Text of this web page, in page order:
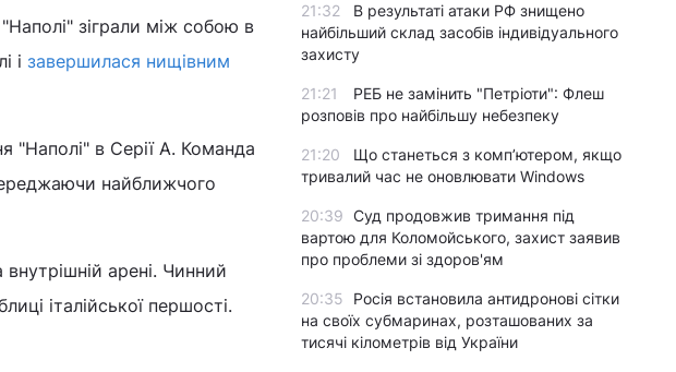
зіграли між собою в
і завершилася нищівним
"Наполі" в Серії А. Команда
найближчого
арені. Чинний
італійської першості.
21:32
В результаті атаки РФ знищено
найбільший склад засобів індивідуального
захисту
21:21
РЕБ не замінить "Петріоти": Флеш
розповів про найбільшу небезпеку
21:20
Що станеться з комп’ютером, якщо
тривалий час не оновлювати Windows
20:39 Суд продовжив тримання під
вартою для Коломойського, захист заявив
про проблеми зі здоров'ям
20:35
Росія встановила антидронові сітки
на своїх субмаринах, розташованих за
тисячі кілометрів від України